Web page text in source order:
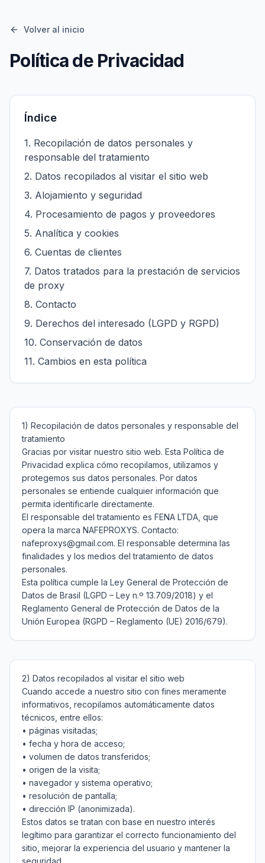
Volver al inicio
Política de Privacidad
Índice
1. Recopilación de datos personales y
responsable del tratamiento
2. Datos recopilados al visitar el sitio web
3. Alojamiento y seguridad
4. Procesamiento de pagos y proveedores
5. Analítica y cookies
6. Cuentas de clientes
7. Datos tratados para la prestación de servicios
de proxy
8. Contacto
9. Derechos del interesado (LGPD y RGPD)
10. Conservación de datos
11. Cambios en esta política
1) Recopilación de datos personales y responsable del
tratamiento
Gracias por visitar nuestro sitio web. Esta Política de
Privacidad explica cómo recopilamos, utilizamos y
protegemos sus datos personales. Por datos
personales se entiende cualquier información que
permita identificarle directamente.
El responsable del tratamiento es FENA LTDA, que
opera la marca NAFEPROXYS. Contacto:
nafeproxys@gmail.com. El responsable determina las
finalidades y los medios del tratamiento de datos
personales.
Esta política cumple la Ley General de Protección de
Datos de Brasil (LGPD – Ley n.º 13.709/2018) y el
Reglamento General de Protección de Datos de la
2) Datos recopilados al visitar el sitio web
Cuando accede a nuestro sitio con fines meramente
informativos, recopilamos automáticamente datos
técnicos, entre ellos:
• páginas visitadas;
• fecha y hora de acceso;
• volumen de datos transferidos;
• origen de la visita;
• navegador y sistema operativo;
• resolución de pantalla;
• dirección IP (anonimizada).
Estos datos se tratan con base en nuestro interés
legítimo para garantizar el correcto funcionamiento del
sitio, mejorar la experiencia del usuario y mantener la